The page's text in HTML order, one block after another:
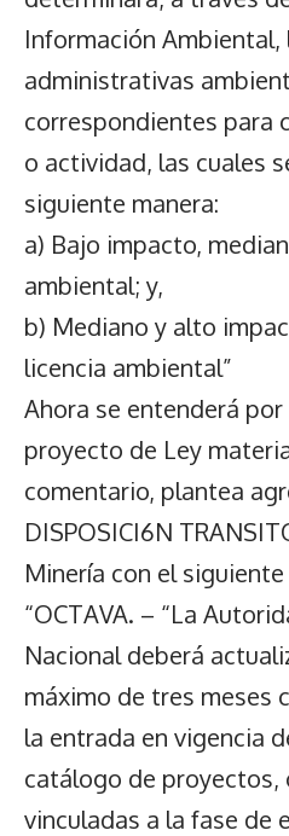
Información
administrativas
correspondientes para
o actividad, las cuales
siguiente manera:
a) Bajo impacto,
ambiental; y,
b) Mediano y alto
licencia ambiental”
Ahora se entenderá por
proyecto de Ley
comentario, plantea
DISPOSICI6N
Minería con el
“OCTAVA. – “La
Nacional deberá
máximo de tres meses
la entrada en vigencia
catálogo de proyectos,
vinculadas a la fase de